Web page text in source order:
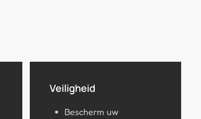
Veiligheid
Bescherm uw